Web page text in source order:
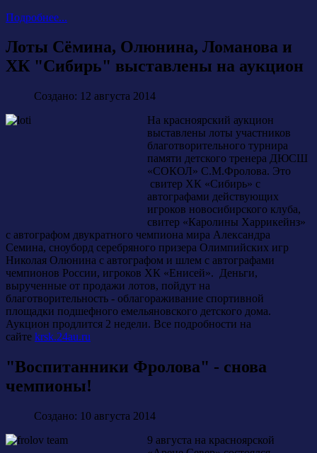
Подробнее...
Лоты Сёмина, Олюнина, Ломанова и
ХК "Сибирь" выставлены на аукцион
Создано: 12 августа 2014
На красноярский аукцион
выставлены лоты участников
благотворительного турнира
памяти детского тренера ДЮСШ
«СОКОЛ» С.М.Фролова. Это
свитер ХК «Сибирь» с
автографами действующих
игроков новосибирского клуба,
свитер «Каролины Харрикейнз»
с автографом двукратного чемпиона мира Александра
Семина, сноуборд серебряного призера Олимпийских игр
Николая Олюнина с автографом и шлем с автографами
чемпионов России, игроков ХК «Енисей». Деньги,
вырученные от продажи лотов, пойдут на
благотворительность - облагораживание спортивной
площадки подшефного емельяновского детского дома.
Аукцион продлится 2 недели. Все подробности на
сайте krsk.24au.ru
"Воспитанники Фролова" - снова
чемпионы!
Создано: 10 августа 2014
9 августа на красноярской